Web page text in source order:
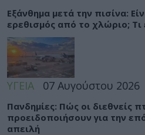
Εξάνθημα μετά την πισίνα:
ερεθισμός από το χλώριο; Τι
ΥΓΕΙΑ 07 Αυγούστου 2026
Πανδημίες: Πώς οι διεθνείς
προειδοποιήσουν για την
απειλή